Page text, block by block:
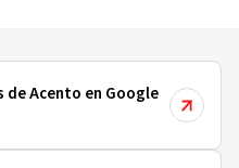
Acento en Google